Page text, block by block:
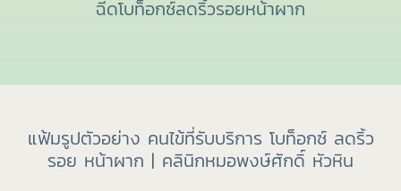
ฉีดโบท็อกซ์ลดริ้วรอยหน้าผาก
แฟ้มรูปตัวอย่าง คนไข้ที่รับบริการ โบท็อกซ์ ลดริ้ว
รอย หน้าผาก | คลินิกหมอพงษ์ศักดิ์ หัวหิน